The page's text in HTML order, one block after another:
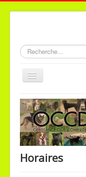
Rechercher
Basculer
la
Accueil
Facebook
Forum
Horaires